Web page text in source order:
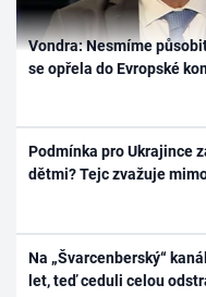
Vondra: Nesmíme
se opřela do Evropské
Podmínka pro Ukrajince
dětmi? Tejc zvažuje
Na „Švarcenberský“
let, teď ceduli celou